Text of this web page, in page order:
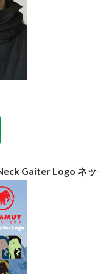
Gaiter Logo ネ